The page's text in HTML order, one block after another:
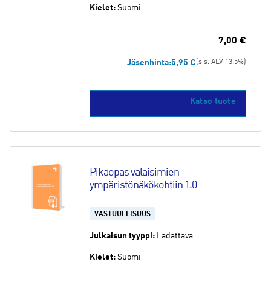
Kielet: Suomi
7,00 €
Jäsenhinta:5,95 € (sis. ALV 13.5%)
Katso tuote
Pikaopas valaisimien
ympäristönäkökohtiin 1.0
VASTUULLISUUS
Julkaisun tyyppi: Ladattava
Kielet: Suomi